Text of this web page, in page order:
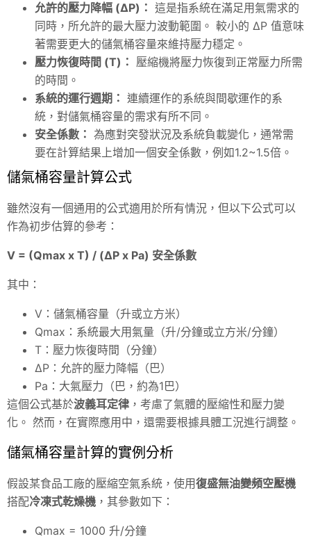
允許的壓力降幅 (ΔP)： 這是指系統在滿足用氣需求的
同時，所允許的最大壓力波動範圍。 較小的 ΔP 值意味
著需要更大的儲氣桶容量來維持壓力穩定。
壓力恢復時間 (T)： 壓縮機將壓力恢復到正常壓力所需
的時間。
系統的運行週期： 連續運作的系統與間歇運作的系
統，對儲氣桶容量的需求有所不同。
安全係數： 為應對突發狀況及系統負載變化，通常需
要在計算結果上增加一個安全係數，例如1.2~1.5倍。
儲氣桶容量計算公式
雖然沒有一個通用的公式適用於所有情況，但以下公式可以
作為初步估算的參考：
V = (Qmax x T) / (ΔP x Pa) 安全係數
其中：
V：儲氣桶容量（升或立方米）
Qmax：系統最大用氣量（升/分鐘或立方米/分鐘）
T：壓力恢復時間（分鐘）
ΔP：允許的壓力降幅（巴）
Pa：大氣壓力（巴，約為1巴）
這個公式基於波義耳定律 ，考慮了氣體的壓縮性和壓力變
化。 然而，在實際應用中，還需要根據具體工況進行調整。
儲氣桶容量計算的實例分析
假設某食品工廠的壓縮空氣系統，使用復盛無油變頻空壓機
搭配冷凍式乾燥機 ，其參數如下：
Qmax = 1000 升/分鐘